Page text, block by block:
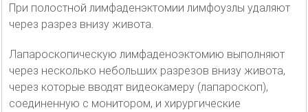
При полостной лимфаденэктомии лимфоузлы удаляют
через разрез внизу живота.
Лапароскопическую лимфаденоэктомию выполняют
через несколько небольших разрезов внизу живота,
через которые вводят видеокамеру (лапароскоп),
соединенную с монитором, и хирургические